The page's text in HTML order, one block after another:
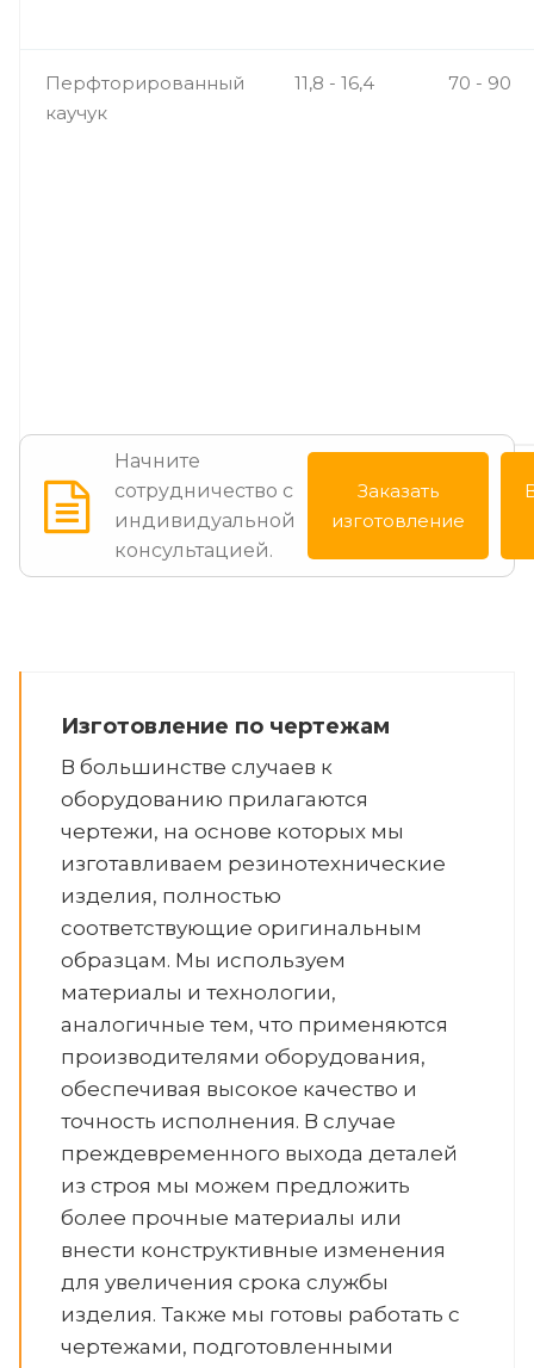
Перфторированный
каучук
11,8 - 16,4 70 - 90
Начните
сотрудничество с
индивидуальной
консультацией.
Заказать
изготовление
Изготовление по чертежам
В большинстве случаев к
оборудованию прилагаются
чертежи, на основе которых мы
изготавливаем резинотехнические
изделия, полностью
соответствующие оригинальным
образцам. Мы используем
материалы и технологии,
аналогичные тем, что применяются
производителями оборудования,
обеспечивая высокое качество и
точность исполнения. В случае
преждевременного выхода деталей
из строя мы можем предложить
более прочные материалы или
внести конструктивные изменения
для увеличения срока службы
изделия. Также мы готовы работать с
чертежами, подготовленными